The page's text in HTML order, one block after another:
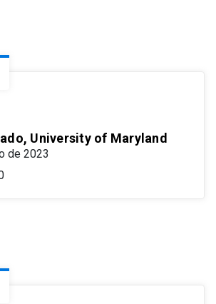
University of Maryland
de 2023